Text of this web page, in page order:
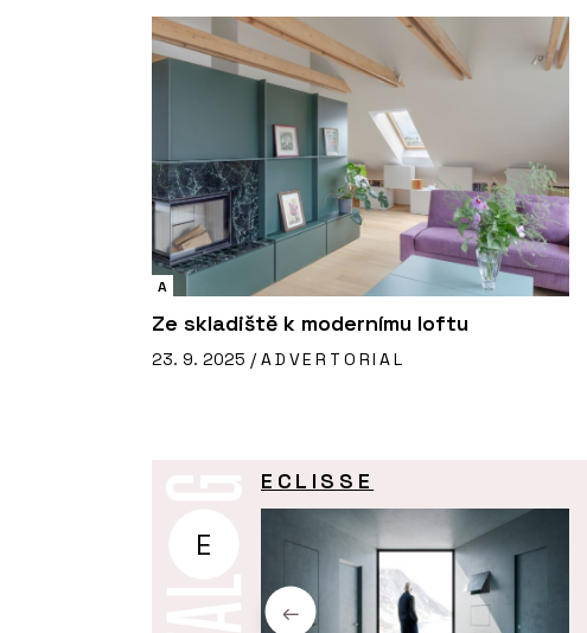
A
Ze skladiště k modernímu loftu
23. 9. 2025 / ADVERTORIAL
E
ECLISSE